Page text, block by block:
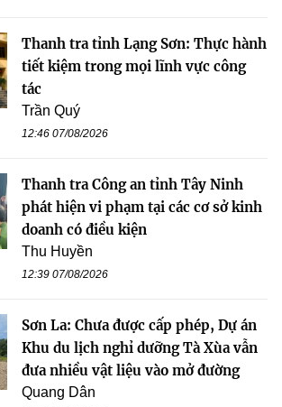
Thanh tra tỉnh Lạng Sơn: Thực hành
tiết kiệm trong mọi lĩnh vực công
tác
Trần Quý
12:46 07/08/2026
Thanh tra Công an tỉnh Tây Ninh
phát hiện vi phạm tại các cơ sở kinh
doanh có điều kiện
Thu Huyền
12:39 07/08/2026
Sơn La: Chưa được cấp phép, Dự án
Khu du lịch nghỉ dưỡng Tà Xùa vẫn
đưa nhiều vật liệu vào mở đường
Quang Dân